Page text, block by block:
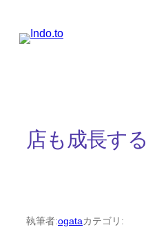
店も成長する
執筆者:ogataカテゴリ: